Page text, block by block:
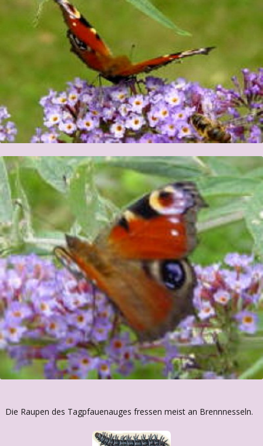
Die Raupen des Tagpfauenauges fressen meist an Brennnesseln.